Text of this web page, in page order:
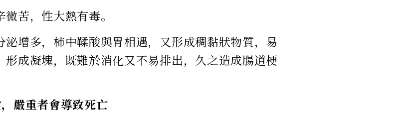
苦，性大熱有毒。
泌增多，柿中鞣酸與胃相遇，又形成稠黏狀物質，易
形成凝塊，既難於消化又不易排出，久之造成腸道梗
嚴重者會導致死亡